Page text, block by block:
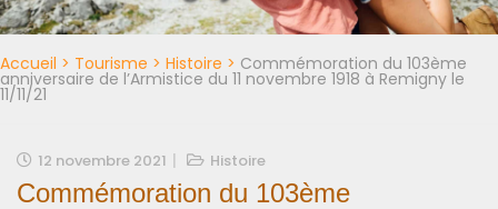
Accueil > Tourisme > Histoire > Commémoration du 103ème
anniversaire de l’Armistice du 11 novembre 1918 à Remigny le
11/11/21
12 novembre 2021 Histoire
Commémoration du 103ème